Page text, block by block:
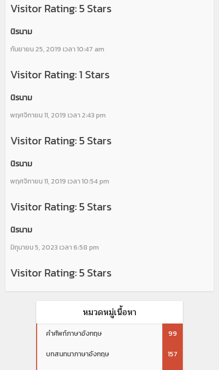
Visitor Rating: 5 Stars
นิรนาม
กันยายน 25, 2019 เวลา 10:47 am
Visitor Rating: 1 Stars
นิรนาม
พฤศจิกายน 11, 2019 เวลา 2:43 pm
Visitor Rating: 5 Stars
นิรนาม
พฤศจิกายน 11, 2019 เวลา 10:54 pm
Visitor Rating: 5 Stars
นิรนาม
มิถุนายน 5, 2023 เวลา 6:58 pm
Visitor Rating: 5 Stars
หมวดหมู่เนื้อหา
คำศัพท์ภาษาอังกฤษ
99
บทสนทนาภาษาอังกฤษ
157